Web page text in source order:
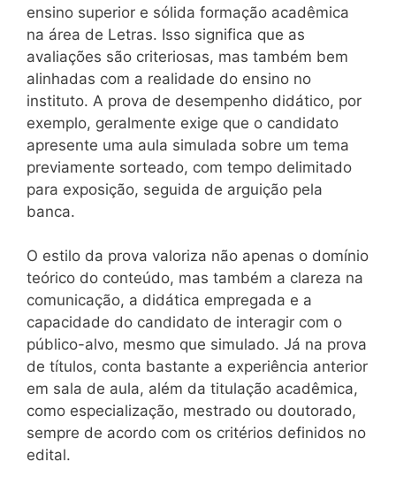
ensino superior e sólida formação acadêmica
na área de Letras. Isso significa que as
avaliações são criteriosas, mas também bem
alinhadas com a realidade do ensino no
instituto. A prova de desempenho didático, por
exemplo, geralmente exige que o candidato
apresente uma aula simulada sobre um tema
previamente sorteado, com tempo delimitado
para exposição, seguida de arguição pela
banca.
O estilo da prova valoriza não apenas o domínio
teórico do conteúdo, mas também a clareza na
comunicação, a didática empregada e a
capacidade do candidato de interagir com o
público-alvo, mesmo que simulado. Já na prova
de títulos, conta bastante a experiência anterior
em sala de aula, além da titulação acadêmica,
como especialização, mestrado ou doutorado,
sempre de acordo com os critérios definidos no
edital.